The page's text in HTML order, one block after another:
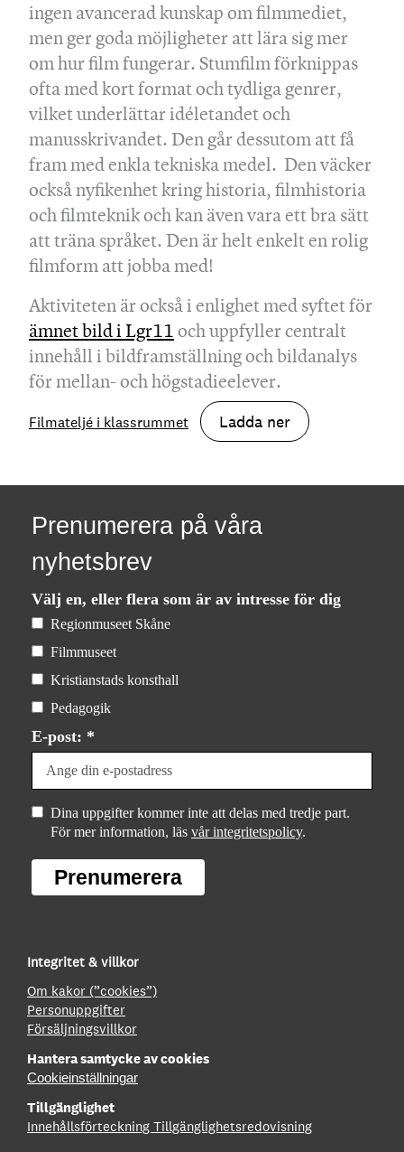
ingen avancerad kunskap om filmmediet,
men ger goda möjligheter att lära sig mer
om hur film fungerar. Stumfilm förknippas
ofta med kort format och tydliga genrer,
vilket underlättar idéletandet och
manusskrivandet. Den går dessutom att få
fram med enkla tekniska medel. Den väcker
också nyfikenhet kring historia, filmhistoria
och filmteknik och kan även vara ett bra sätt
att träna språket. Den är helt enkelt en rolig
filmform att jobba med!
Aktiviteten är också i enlighet med syftet för
ämnet bild i Lgr11 och uppfyller centralt
innehåll i bildframställning och bildanalys
för mellan- och högstadieelever.
Filmateljé i klassrummet Ladda ner
Prenumerera på våra
nyhetsbrev
Välj en, eller flera som är av intresse för dig
Regionmuseet Skåne
Filmmuseet
Kristianstads konsthall
Pedagogik
E-post: *
Dina uppgifter kommer inte att delas med tredje part.
För mer information, läs vår integritetspolicy.
Prenumerera
Integritet & villkor
Om kakor (”cookies”)
Personuppgifter
Försäljningsvillkor
Hantera samtycke av cookies
Cookieinställningar
Tillgänglighet
Innehållsförteckning Tillgänglighetsredovisning